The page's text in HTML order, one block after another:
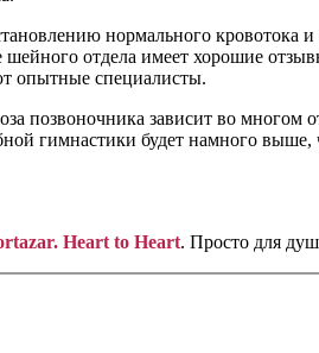
нормального
отдела имеет хорошие
опытные специалисты.
позвоночника зависит во
гимнастики будет намного выше,
Heart to Heart. Просто для